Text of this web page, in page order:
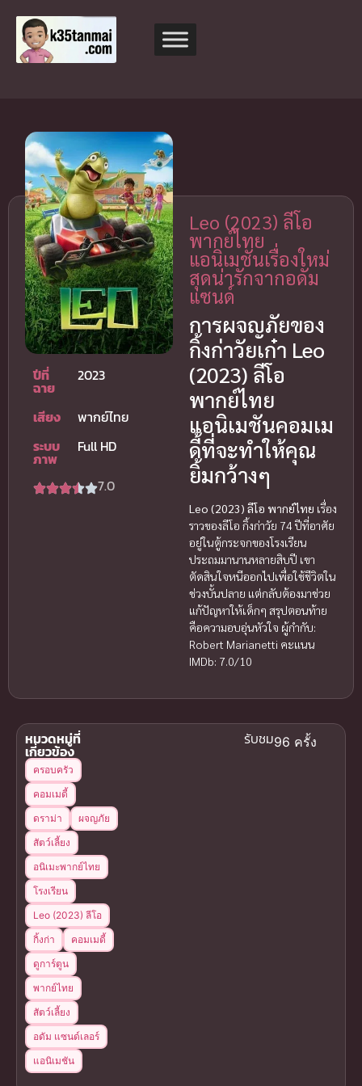
ปีที่
ฉาย
2023
เสียง
พากย์ไทย
ระบบ
ภาพ
Full HD
7.0
Leo (2023) ลีโอ
พากย์ไทย
แอนิเมชันเรื่องใหม่
สุดน่ารักจากอดัม
แซนด์
การผจญภัยของ
กิ้งก่าวัยเก๋า Leo
(2023) ลีโอ
พากย์ไทย
แอนิเมชันคอมเม
ดี้ที่จะทำให้คุณ
ยิ้มกว้างๆ
Leo (2023) ลีโอ พากย์ไทย เรื่อง
ราวของลีโอ กิ้งก่าวัย 74 ปีที่อาศัย
อยู่ในตู้กระจกของโรงเรียน
ประถมมานานหลายสิบปี เขา
ตัดสินใจหนีออกไปเพื่อใช้ชีวิตใน
ช่วงบั้นปลาย แต่กลับต้องมาช่วย
แก้ปัญหาให้เด็กๆ สรุปตอนท้าย
คือความอบอุ่นหัวใจ ผู้กำกับ:
Robert Marianetti คะแนน
IMDb: 7.0/10
รับชม96 ครั้ง
หมวดหมู่ที่
เกี่ยวข้อง
ครอบครัว
คอมเมดี้
ดราม่า
ผจญภัย
สัตว์เลี้ยง
อนิเมะพากย์ไทย
โรงเรียน
Leo (2023) ลีโอ
กิ้งก่า
คอมเมดี้
ดูการ์ตูน
พากย์ไทย
สัตว์เลี้ยง
อดัม แซนด์เลอร์
แอนิเมชัน